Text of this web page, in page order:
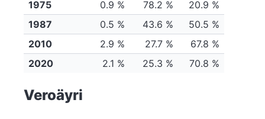
1975
0.9 % 78.2 %
20.9 %
1987
0.5 % 43.6 %
50.5 %
2010
2.9 % 27.7 %
67.8 %
2020
2.1 % 25.3 % 70.8 %
Veroäyri